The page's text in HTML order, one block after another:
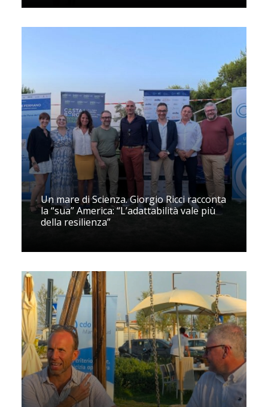
Un mare di Scienza. Giorgio Ricci racconta
la “sua” America: “L’adattabilità vale più
della resilienza”